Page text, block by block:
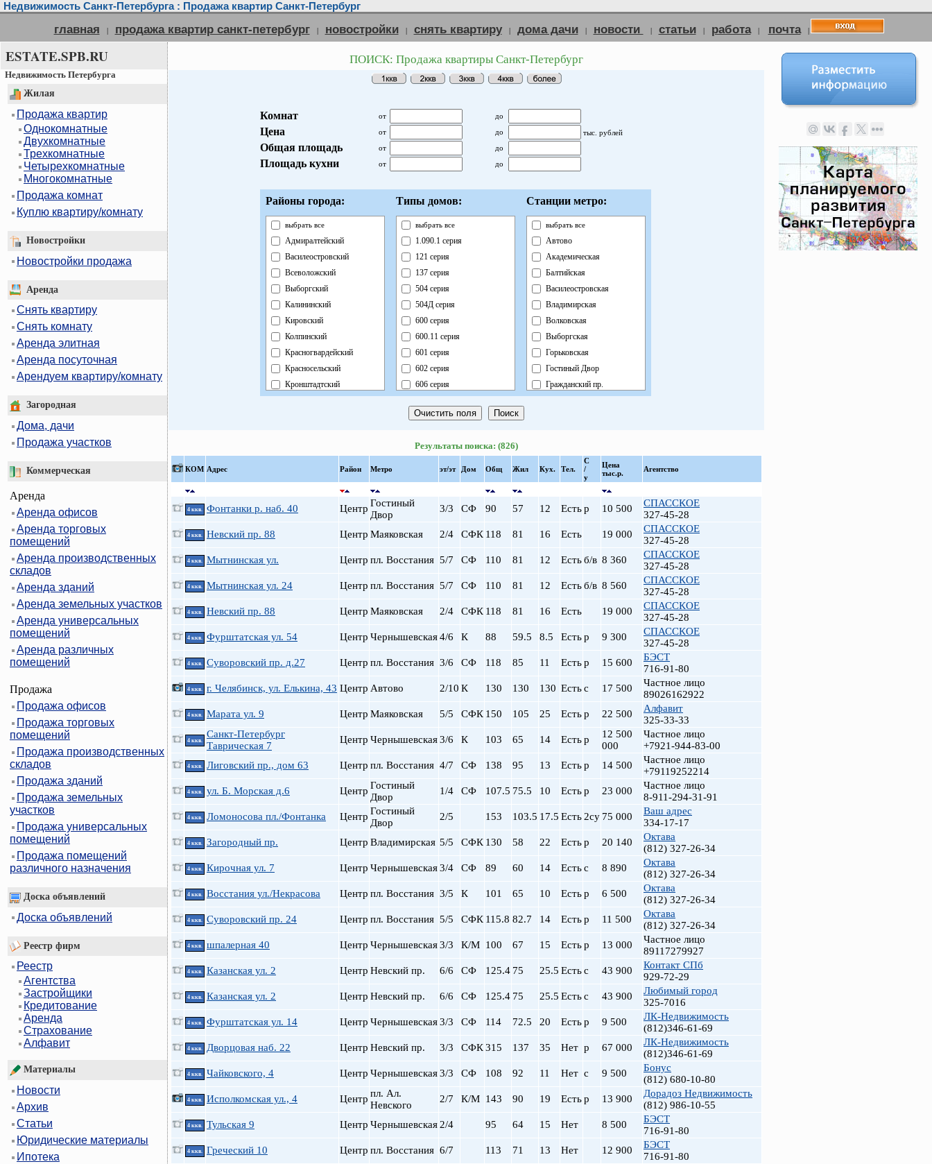
Недвижимость Санкт-Петербурга : Продажа квартир Санкт-Петербург
главная | продажа квартир санкт-петербург | новостройки | снять квартиру | дома дачи | новости | статьи | работа | почта |
ESTATE.SPB.RU
Недвижимость Петербурга
Жилая
Продажа квартир
Однокомнатные
Двухкомнатные
Трехкомнатные
Четырехкомнатные
Многокомнатные
Продажа комнат
Куплю квартиру/комнату
Новостройки
Новостройки продажа
Аренда
Снять квартиру
Снять комнату
Аренда элитная
Аренда посуточная
Арендуем квартиру/комнату
Загородная
Дома, дачи
Продажа участков
Коммерческая
Аренда
Аренда офисов
Аренда торговых
помещений
Аренда производственных
складов
Аренда зданий
Аренда земельных участков
Аренда универсальных
помещений
Аренда различных
помещений
Продажа
Продажа офисов
Продажа торговых
помещений
Продажа производственных
складов
Продажа зданий
Продажа земельных
участков
Продажа универсальных
помещений
Продажа помещений
различного назначения
Доска объявлений
Доска объявлений
Реестр фирм
Реестр
Агентства
Застройщики
Кредитование
Аренда
Страхование
Алфавит
Материалы
Новости
Архив
Статьи
Юридические материалы
Ипотека
ПОИСК: Продажа квартиры Санкт-Петербург
Комнат от до
Цена от до тыс. рублей
Общая площадь от до
Площадь кухни от до
Районы города:
выбрать все
Адмиралтейский
Василеостровский
Всеволожский
Выборгский
Калининский
Кировский
Колпинский
Красногвардейский
Красносельский
Кронштадтский
Петроградский
Приморский
Типы домов:
выбрать все
1.090.1 серия
121 серия
137 серия
504 серия
504Д серия
600 серия
600.11 серия
601 серия
602 серия
606 серия
Брежневка
Индивидуальный
Кирпично-Монолитный
Кирпичный
Коттедж
Новый Блочный
Реконструкция
Ст.Фонд Кап.Рем.
Старый фонд (СФ)
Станции метро:
выбрать все
Автово
Академическая
Балтийская
Василеостровская
Владимирская
Волковская
Выборгская
Горьковская
Гостиный Двор
Гражданский пр.
Звенигородская
Кировский завод
Крестовский о-в
Ленинский пр.
Лиговский пр.
Ломоносовская
Московская
Невский пр.
Обводный Канал
Обухово
Парк Победы
Петроградская
Пионерская
пл. Восстания
пл. Ленина
Политехническая
пр. Ветеранов
пр. Просвещения
Пролетарская
Пушкинская
Садовая
Спортивная
Старая Деревня
Удельная
Черная речка
Результаты поиска: (826)
КOМ Адрес Район Метро эт/эт Дом Общ Жил Кух. Тел.
С
/
у
Цена
тыс.р.
Агентство
4 ккв. Фонтанки р. наб. 40 Центр Гостиный
Двор
3/3 СФ 90 57 12 Естьр 10 500
СПАССКОЕ
327-45-28
4 ккв. Невский пр. 88 Центр Маяковская 2/4 СФК 118 81 16 Есть 19 000
СПАССКОЕ
327-45-28
4 ккв. Мытнинская ул. Центр пл. Восстания 5/7 СФ 110 81 12 Естьб/в 8 360
СПАССКОЕ
327-45-28
4 ккв. Мытнинская ул. 24 Центр пл. Восстания 5/7 СФ 110 81 12 Естьб/в 8 560
СПАССКОЕ
327-45-28
4 ккв. Невский пр. 88 Центр Маяковская 2/4 СФК 118 81 16 Есть 19 000
СПАССКОЕ
327-45-28
4 ккв. Фурштатская ул. 54 Центр Чернышевская4/6 К 88 59.5 8.5 Естьр 9 300
СПАССКОЕ
327-45-28
4 ккв. Суворовский пр. д.27 Центр пл. Восстания 3/6 СФ 118 85 11 Естьр 15 600
БЭСТ
716-91-80
4 ккв. г. Челябинск, ул. Елькина, 43 Центр Автово 2/10 К 130 130 130 Естьс 17 500
Частное лицо
89026162922
4 ккв. Марата ул. 9 Центр Маяковская 5/5 СФК 150 105 25 Естьр 22 500
Алфавит
325-33-33
4 ккв.
Санкт-Петербург
Таврическая 7
Центр Чернышевская3/6 К 103 65 14 Естьр
12 500
000
Частное лицо
+7921-944-83-00
4 ккв. Лиговский пр., дом 63 Центр пл. Восстания 4/7 СФ 138 95 13 Естьр 14 500
Частное лицо
+79119252214
4 ккв. ул. Б. Морская д.6 Центр Гостиный
Двор
1/4 СФ 107.5 75.5 10 Естьр 23 000
Частное лицо
8-911-294-31-91
4 ккв. Ломоносова пл./Фонтанка Центр Гостиный
Двор
2/5 153 103.5 17.5 Есть 2су 75 000
Ваш адрес
334-17-17
4 ккв. Загородный пр. Центр Владимирская 5/5 СФК 130 58 22 Естьр 20 140
Октава
(812) 327-26-34
4 ккв. Кирочная ул. 7 Центр Чернышевская3/4 СФ 89 60 14 Естьс 8 890
Октава
(812) 327-26-34
4 ккв. Восстания ул./Некрасова Центр пл. Восстания 3/5 К 101 65 10 Естьр 6 500
Октава
(812) 327-26-34
4 ккв. Суворовский пр. 24 Центр пл. Восстания 5/5 СФК 115.8 82.7 14 Естьр 11 500
Октава
(812) 327-26-34
4 ккв. шпалерная 40 Центр Чернышевская3/3 К/М 100 67 15 Естьр 13 000
Частное лицо
89117279927
4 ккв. Казанская ул. 2 Центр Невский пр. 6/6 СФ 125.4 75 25.5 Естьс 43 900
Контакт СПб
929-72-29
4 ккв. Казанская ул. 2 Центр Невский пр. 6/6 СФ 125.4 75 25.5 Естьс 43 900
Любимый город
325-7016
4 ккв. Фурштатская ул. 14 Центр Чернышевская3/3 СФ 114 72.5 20 Естьр 9 500
ЛК-Недвижимость
(812)346-61-69
4 ккв. Дворцовая наб. 22 Центр Невский пр. 3/3 СФК315 137 35 Нет р 67 000
ЛК-Недвижимость
(812)346-61-69
4 ккв. Чайковского, 4 Центр Чернышевская3/3 СФ 108 92 11 Нет с 9 500
Бонус
(812) 680-10-80
4 ккв. Исполкомская ул., 4 Центр пл. Ал.
Невского
2/7 К/М 143 90 19 Естьр 13 900
Дорадоз Недвижимость
(812) 986-10-55
4 ккв. Тульская 9 Центр Чернышевская 2/4 95 64 15 Нет 8 500
БЭСТ
716-91-80
4 ккв. Греческий 10 Центр пл. Восстания 6/7 113 71 13 Нет 12 900
БЭСТ
716-91-80